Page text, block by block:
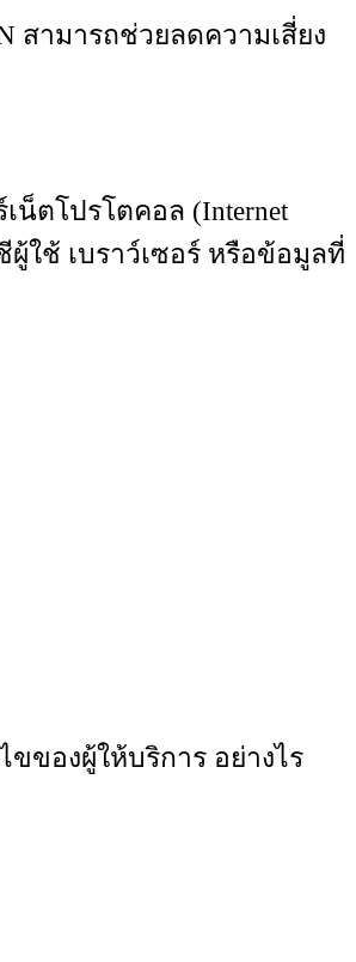
สามารถช่วยลดความเสี่ยง
น็ตโปรโตคอล (Internet
ใช้ เบราว์เซอร์ หรือข้อมูลที่
ของผู้ให้บริการ อย่างไร